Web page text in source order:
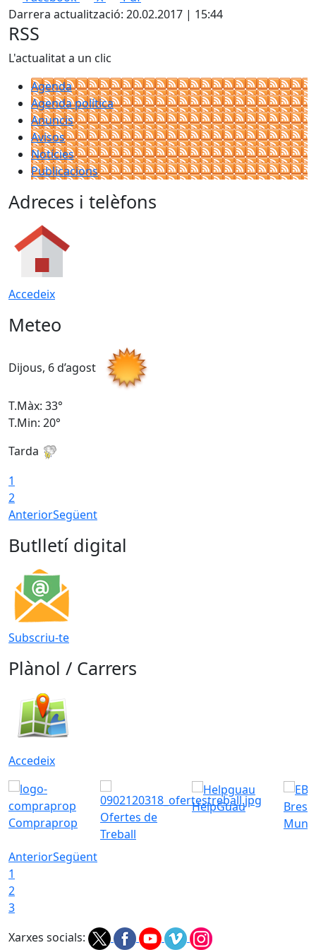
Darrera actualització: 20.02.2017 | 15:44
RSS
L'actualitat a un clic
Agenda
Agenda política
Anuncis
Avisos
Notícies
Publicacions
Adreces i telèfons
Accedeix
Meteo
Dijous, 6 d’agost
T.Màx: 33°
T.Min: 20°
Tarda
1
2
AnteriorSegüent
Butlletí digital
Subscriu-te
Plànol / Carrers
Accedeix
Compraprop
Ofertes de
Treball
HelpGuau
AnteriorSegüent
1
2
3
Xarxes socials: